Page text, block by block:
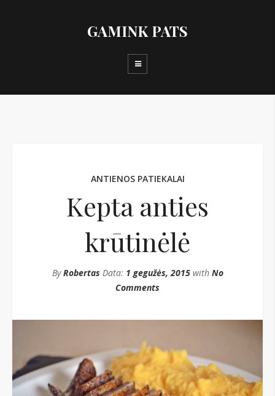
GAMINK PATS
ANTIENOS PATIEKALAI
Kepta anties
krūtinėlė
ByRobertas Data: 1 gegužės, 2015with No
Comments